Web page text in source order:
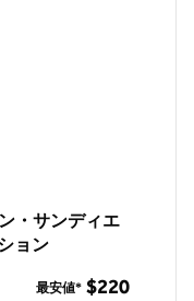
・サンディエ
ョン
最安値* $220